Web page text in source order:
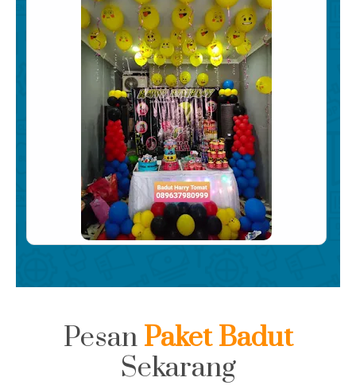
Pesan Paket Badut
Sekarang